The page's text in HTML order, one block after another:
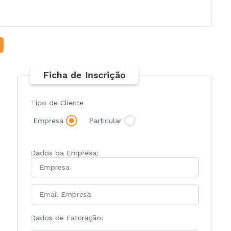
Ficha de Inscrição
Tipo de Cliente
Empresa Particular
Dados da Empresa:
Dados de Faturação: